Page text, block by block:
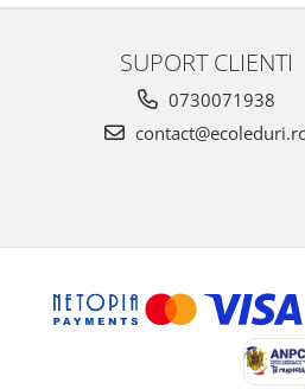
SUPORT CLIENTI
0730071938